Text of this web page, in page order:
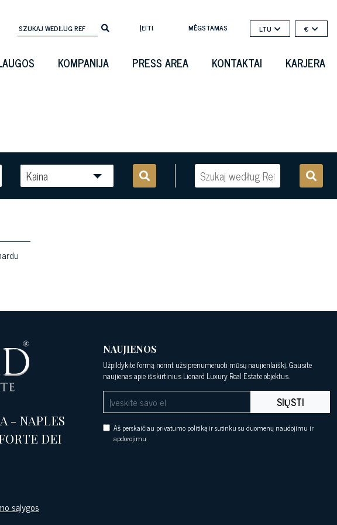
ĮEITI MĖGSTAMAS LTU €
KOMPANIJA PRESS AREA KONTAKTAI KARJERA
Kaina
- NAPLES
DEI
sąlygos
NAUJIENOS
Užpildykite formą norint užsiprenumeruoti mūsų naujienlaiškį. Gausite
naujienas apie išskirtinius Lionard Luxury Real Estate objektus.
SIŲSTI
Aš perskaičiau privatumo politiką ir sutinku su duomenų naudojimu ir
apdorojimu